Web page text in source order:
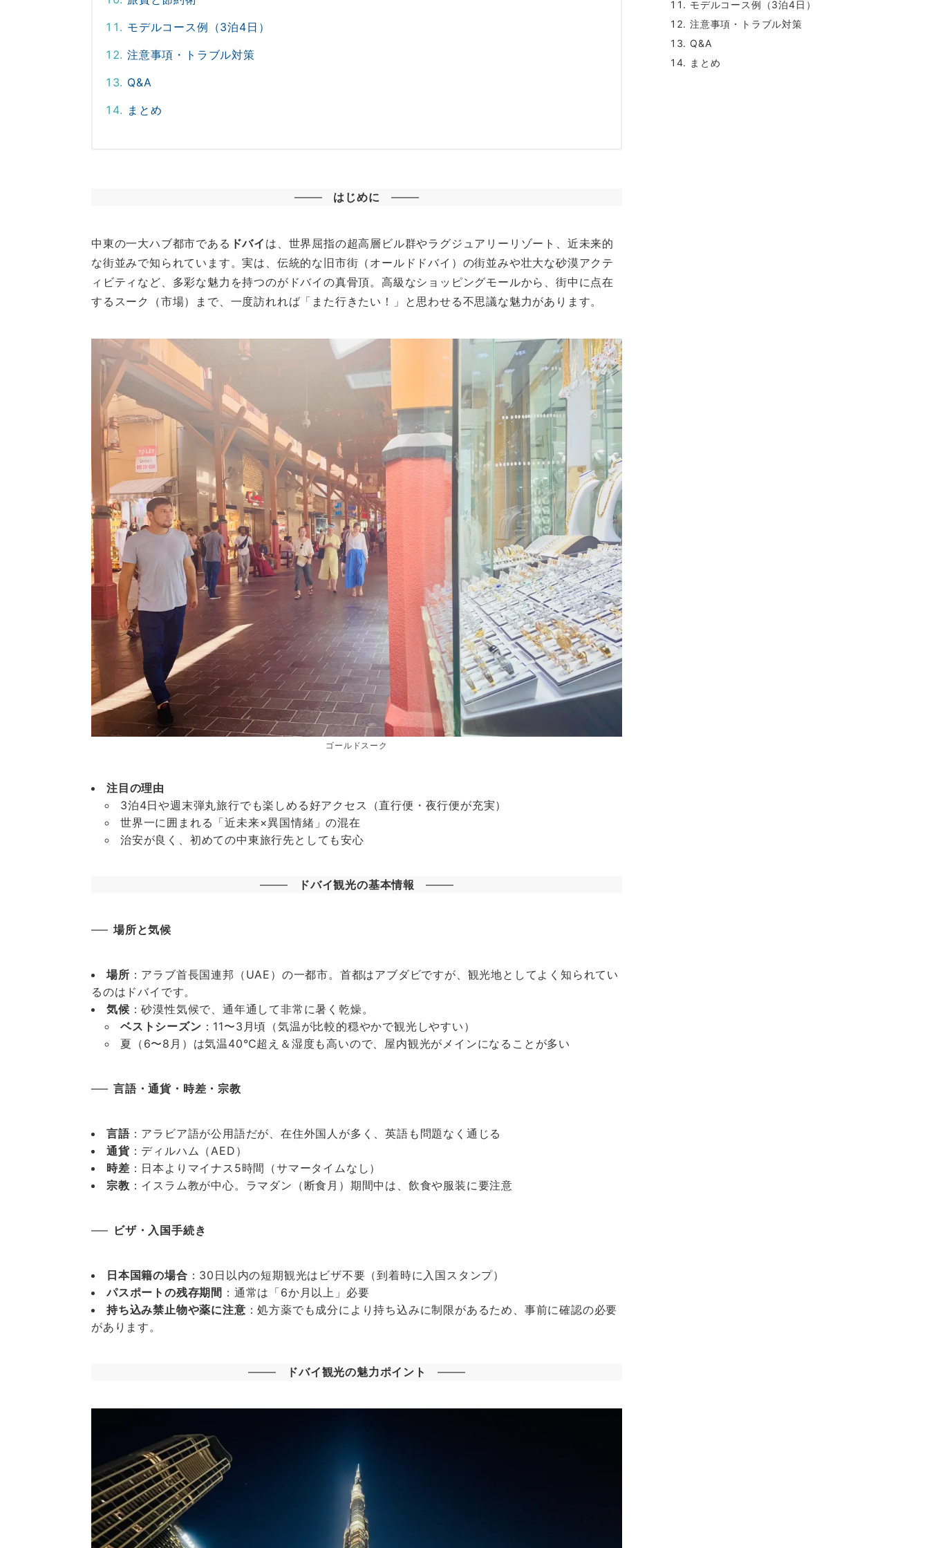
モデルコース例（3泊4日）
注意事項・トラブル対策
Q&A
まとめ
はじめに
中東の一大ハブ都市である ドバイ は、世界屈指の超高層ビル群やラグジュアリーリゾート、近未来的
な街並みで知られています。実は、伝統的な旧市街（オールドドバイ）の街並みや壮大な砂漠アクテ
ィビティなど、多彩な魅力を持つのがドバイの真骨頂。高級なショッピングモールから、街中に点在
するスーク（市場）まで、一度訪れれば「また行きたい！」と思わせる不思議な魅力があります。
ゴールドスーク
注目の理由
3泊4日や週末弾丸旅行でも楽しめる好アクセス（直行便・夜行便が充実）
世界一に囲まれる「近未来×異国情緒」の混在
治安が良く、初めての中東旅行先としても安心
ドバイ観光の基本情報
場所と気候
場所 ：アラブ首長国連邦（UAE）の一都市。首都はアブダビですが、観光地としてよく知られてい
るのはドバイです。
気候 ：砂漠性気候で、通年通して非常に暑く乾燥。
ベストシーズン ：11〜3月頃（気温が比較的穏やかで観光しやすい）
夏（6〜8月）は気温40℃超え＆湿度も高いので、屋内観光がメインになることが多い
言語・通貨・時差・宗教
言語：アラビア語が公用語だが、在住外国人が多く、英語も問題なく通じる
通貨：ディルハム（AED）
時差 ：日本よりマイナス5時間（サマータイムなし）
宗教 ：イスラム教が中心。ラマダン（断食月）期間中は、飲食や服装に要注意
ビザ・入国手続き
日本国籍の場合 ：30日以内の短期観光はビザ不要（到着時に入国スタンプ）
パスポートの残存期間 ：通常は「6か月以上」必要
持ち込み禁止物や薬に注意 ：処方薬でも成分により持ち込みに制限があるため、事前に確認の必要
があります。
ドバイ観光の魅力ポイント
モデルコース例（3泊4日）
注意事項・トラブル対策
Q&A
まとめ